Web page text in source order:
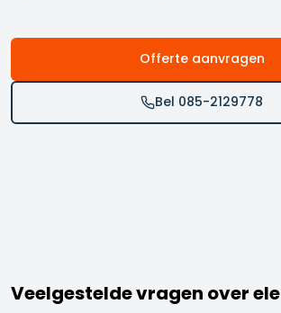
Offerte aanvragen
Bel 085-2129778
Veelgestelde vragen over